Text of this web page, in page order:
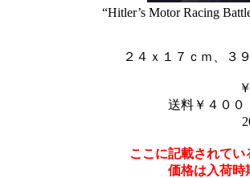
“Hitler’s Motor Racing
２４ｘ１７ｃｍ、３
送料￥４００
ここに記載されて
価格は入荷時